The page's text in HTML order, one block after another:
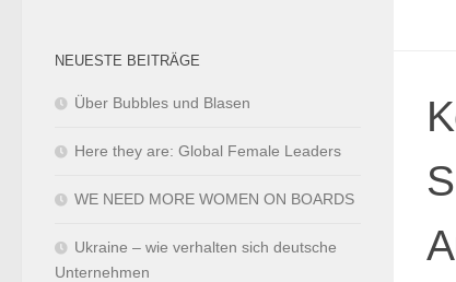
NEUESTE BEITRÄGE
Über Bubbles und Blasen
Here they are: Global Female Leaders
WE NEED MORE WOMEN ON BOARDS
Ukraine – wie verhalten sich deutsche
Unternehmen